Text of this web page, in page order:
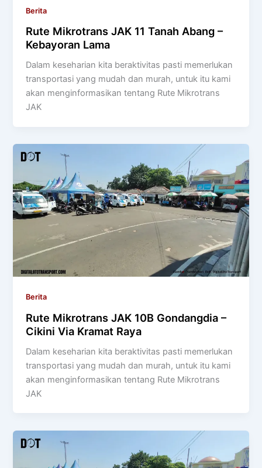
Berita
Rute Mikrotrans JAK 11 Tanah Abang –
Kebayoran Lama
Dalam keseharian kita beraktivitas pasti memerlukan
transportasi yang mudah dan murah, untuk itu kami
akan menginformasikan tentang Rute Mikrotrans
JAK
Berita
Rute Mikrotrans JAK 10B Gondangdia –
Cikini Via Kramat Raya
Dalam keseharian kita beraktivitas pasti memerlukan
transportasi yang mudah dan murah, untuk itu kami
akan menginformasikan tentang Rute Mikrotrans
JAK